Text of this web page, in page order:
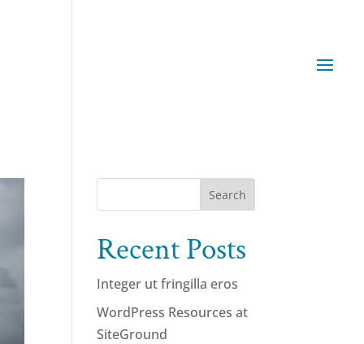
Recent Posts
Integer ut fringilla eros
WordPress Resources at
SiteGround